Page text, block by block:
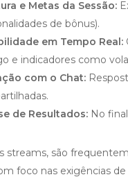
e Metas da Sessão:
de bônus).
em Tempo Real:
e indicadores como
com o Chat:
de Resultados: No
streams, são
foco nas exigências